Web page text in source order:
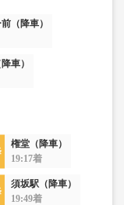
（降車）
車）
権堂（降車）
19:17着
須坂駅（降車）
19:49着